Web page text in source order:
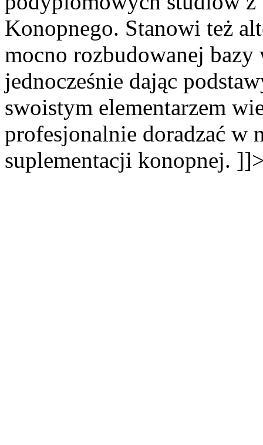
Konopnego. Stanowi też
mocno rozbudowanej
jednocześnie dając
swoistym elementarzem
profesjonalnie doradzać w
suplementacji konopnej.